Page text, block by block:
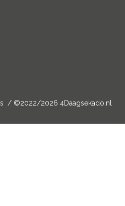
/ ©2022/2026 4Daagsekado.nl